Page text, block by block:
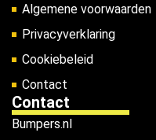
Algemene voorwaarden
Privacyverklaring
Cookiebeleid
Contact
Contact
Bumpers.nl